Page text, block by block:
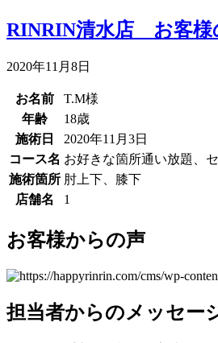
RINRIN清水店 お客様
2020年11月8日
お名前
T.M様
年齢
18歳
施術日
2020年11月3日
コース名 お好きな箇所通い放題、
施術箇所 肘上下、膝下
店舗名
1
お客様からの声
担当者からのメッセー